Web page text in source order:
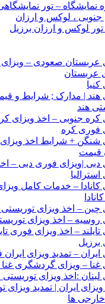
نمایشگاه – تور
جنوبی ، لوکس و ارزان
تور لوکس و ارزان برزیل
عربستان صعودی – ویزای
عربستان
کنیا
هند | مدارک ; شرایط و
هند
کره جنوبی – اخذ ویزای
فوری کره
شنگن + شرایط اخذ
قیمت
دبی |ویزای فوری دبی –
استرالیا
چین – اخذ ویزای
روسیه – اخذ ویزای
تایلند – اخذ ویزای فوری
برزیل
ایران – تمدید ویزای
غنا – ویزای گردشگری غنا 2025
لبنان :اخذ ویزای توریستی
ویزای ایران | تمدید ویزای
ها